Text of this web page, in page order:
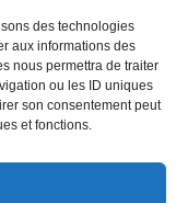
des technologies
aux informations des
nous permettra de traiter
ou les ID uniques
son consentement peut
et fonctions.